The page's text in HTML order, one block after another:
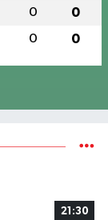
0 0
0 0
21:30